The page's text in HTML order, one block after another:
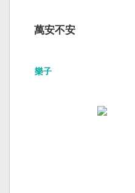
萬安不安
樂子